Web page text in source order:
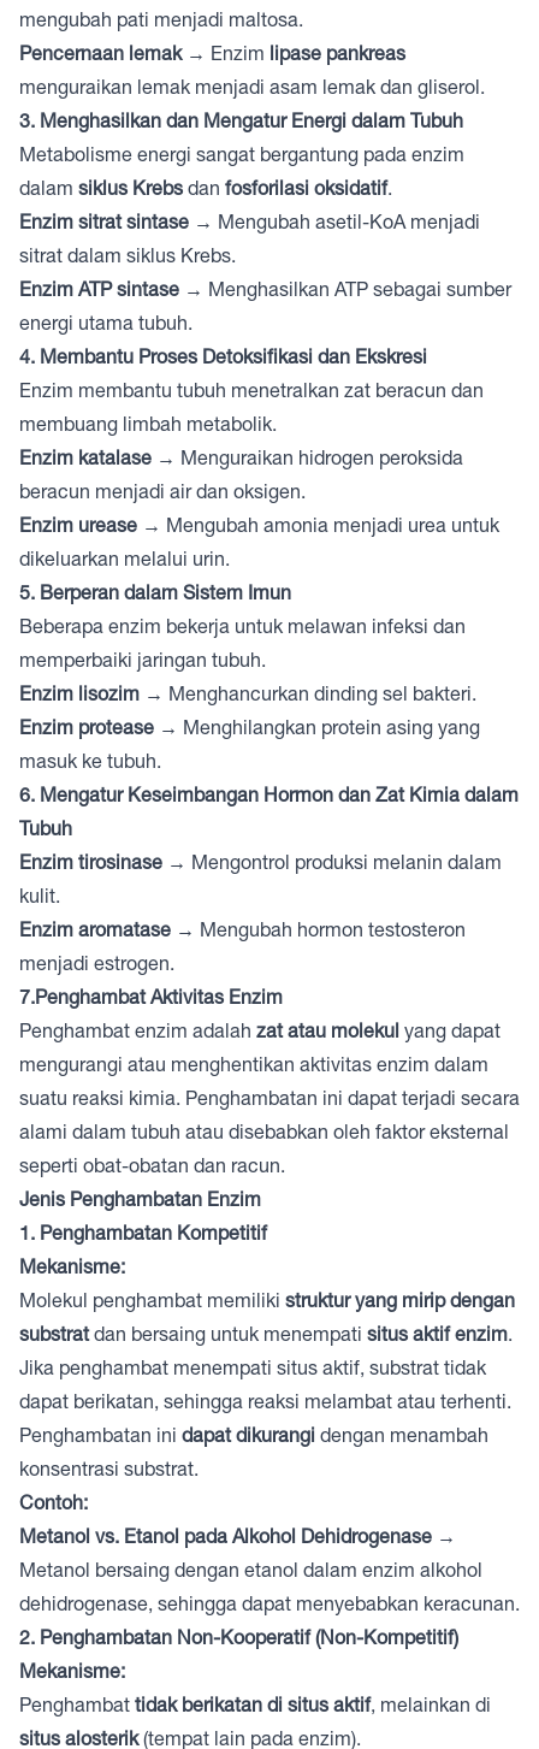
mengubah pati menjadi maltosa.
Pencernaan lemak→ Enzim lipase pankreas
menguraikan lemak menjadi asam lemak dan gliserol.
3. Menghasilkan dan Mengatur Energi dalam Tubuh
Metabolisme energi sangat bergantung pada enzim
dalam siklus Krebs dan fosforilasi oksidatif.
Enzim sitrat sintase → Mengubah asetil-KoA menjadi
sitrat dalam siklus Krebs.
Enzim ATP sintase → Menghasilkan ATP sebagai sumber
energi utama tubuh.
4. Membantu Proses Detoksifikasi dan Ekskresi
Enzim membantu tubuh menetralkan zat beracun dan
membuang limbah metabolik.
Enzim katalase → Menguraikan hidrogen peroksida
beracun menjadi air dan oksigen.
Enzim urease → Mengubah amonia menjadi urea untuk
dikeluarkan melalui urin.
5. Berperan dalam Sistem Imun
Beberapa enzim bekerja untuk melawan infeksi dan
memperbaiki jaringan tubuh.
Enzim lisozim → Menghancurkan dinding sel bakteri.
Enzim protease → Menghilangkan protein asing yang
masuk ke tubuh.
6. Mengatur Keseimbangan Hormon dan Zat Kimia dalam
Tubuh
Enzim tirosinase → Mengontrol produksi melanin dalam
kulit.
Enzim aromatase → Mengubah hormon testosteron
menjadi estrogen.
7.Penghambat Aktivitas Enzim
Penghambat enzim adalah zat atau molekul yang dapat
mengurangi atau menghentikan aktivitas enzim dalam
suatu reaksi kimia. Penghambatan ini dapat terjadi secara
alami dalam tubuh atau disebabkan oleh faktor eksternal
seperti obat-obatan dan racun.
Jenis Penghambatan Enzim
1. Penghambatan Kompetitif
Mekanisme:
Molekul penghambat memiliki struktur yang mirip dengan
substratdan bersaing untuk menempati situs aktif enzim.
Jika penghambat menempati situs aktif, substrat tidak
dapat berikatan, sehingga reaksi melambat atau terhenti.
Penghambatan ini dapat dikurangi dengan menambah
konsentrasi substrat.
Contoh:
Metanol vs. Etanol pada Alkohol Dehidrogenase →
Metanol bersaing dengan etanol dalam enzim alkohol
dehidrogenase, sehingga dapat menyebabkan keracunan.
2. Penghambatan Non-Kooperatif (Non-Kompetitif)
Mekanisme:
Penghambat tidak berikatan di situs aktif, melainkan di
situs alosterik(tempat lain pada enzim).